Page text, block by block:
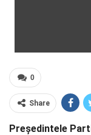
0
Share
Președintele